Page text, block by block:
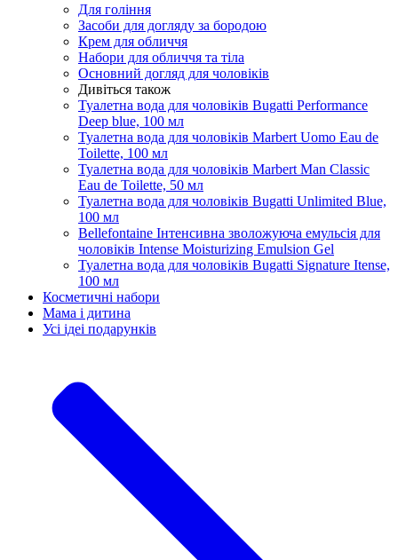
Для гоління
Засоби для догляду за бородою
Крем для обличчя
Набори для обличчя та тіла
Основний догляд для чоловіків
Дивіться також
Туалетна вода для чоловіків Bugatti Performance
Deep blue, 100 мл
Туалетна вода для чоловіків Marbert Uomo Eau de
Toilette, 100 мл
Туалетна вода для чоловіків Marbert Man Classic
Eau de Toilette, 50 мл
Туалетна вода для чоловіків Bugatti Unlimited Blue,
100 мл
Bellefontaine Інтенсивна зволожуюча емульсія для
чоловіків Intense Moisturizing Emulsion Gel
Туалетна вода для чоловіків Bugatti Signature Itense,
100 мл
Косметичні набори
Мама і дитина
Усi iдеi подарункiв